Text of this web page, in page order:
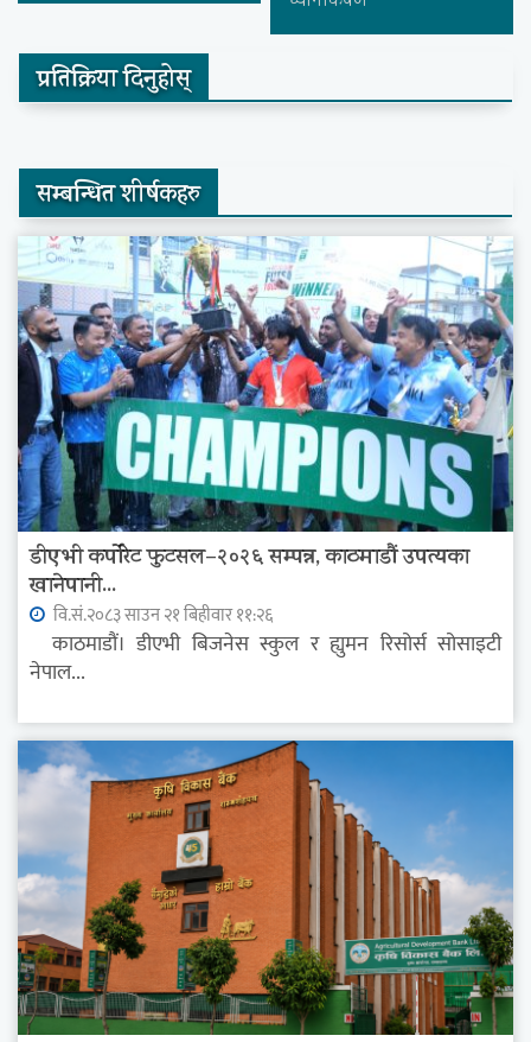
प्रतिक्रिया दिनुहोस्
सम्बन्धित शीर्षकहरु
डीएभी कर्पोरेट फुटसल–२०२६ सम्पन्न, काठमाडौं उपत्यका
खानेपानी...
वि.सं.२०८३ साउन २१ बिहीवार ११:२६
काठमाडौं। डीएभी बिजनेस स्कुल र ह्युमन रिसोर्स सोसाइटी
नेपाल...